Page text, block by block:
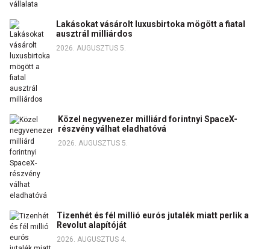
Lakásokat vásárolt luxusbirtoka mögött a fiatal
ausztrál milliárdos
2026. AUGUSZTUS 5.
Közel negyvenezer milliárd forintnyi SpaceX-
részvény válhat eladhatóvá
2026. AUGUSZTUS 5.
Tizenhét és fél millió eurós jutalék miatt perlik a
Revolut alapítóját
2026. AUGUSZTUS 4.